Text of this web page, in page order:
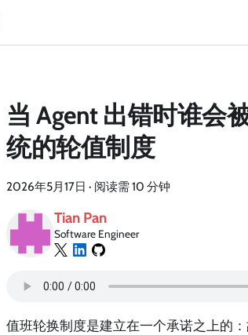
当 Agent 出错时谁会
统的轮值制度
2026年5月17日 · 阅读需 10 分钟
Tian Pan
Software Engineer
值班轮换制度是建立在一个承诺之上的